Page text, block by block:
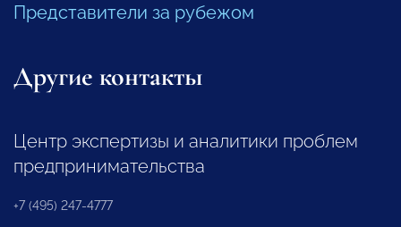
Представители за рубежом
Другие контакты
Центр экспертизы и аналитики проблем
предпринимательства
+7 (495) 247-4777